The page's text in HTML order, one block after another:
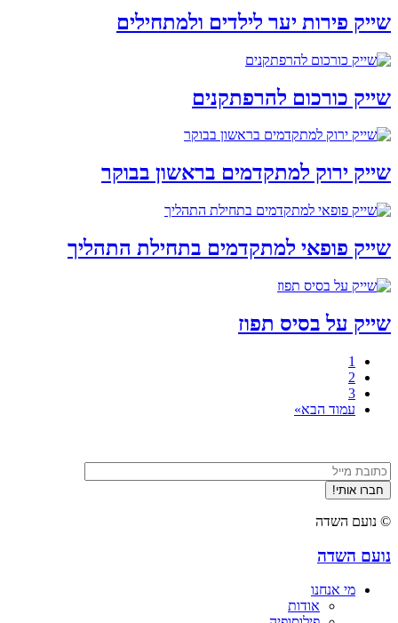
שייק פירות יער לילדים ולמתחילים
שייק כורכום להרפתקנים
שייק ירוק למתקדמים בראשון בבוקר
שייק פופאי למתקדמים בתחילת התהליך
שייק על בסיס תפוז
1
2
3
עמוד הבא»
© נועם השדה
נועם השדה
מי אנחנו
אודות